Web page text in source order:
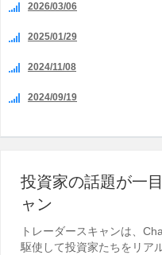
2026/03/06
2025/01/29
2024/11/08
2024/09/19
投資家の話題が一
ャン
トレーダースキャンは、
駆使して投資家たちをリア